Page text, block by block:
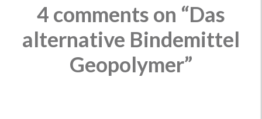
4 comments on “Das
alternative Bindemittel
Geopolymer”